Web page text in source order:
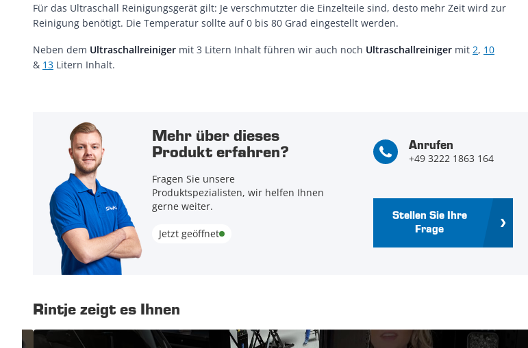
Für das Ultraschall Reinigungsgerät gilt: Je verschmutzter die Einzelteile sind, desto mehr Zeit wird zur
Reinigung benötigt. Die Temperatur sollte auf 0 bis 80 Grad eingestellt werden.
Neben dem Ultraschallreiniger mit 3 Litern Inhalt führen wir auch noch Ultraschallreiniger mit 2, 10
& 13 Litern Inhalt.
Mehr über dieses
Produkt erfahren?
Fragen Sie unsere
Produktspezialisten, wir helfen Ihnen
gerne weiter.
Jetzt geöffnet
Anrufen
+49 3222 1863 164
Stellen Sie Ihre
Frage
Rintje zeigt es Ihnen